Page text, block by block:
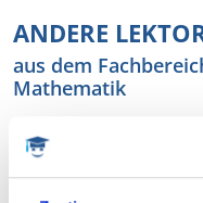
ANDERE
aus dem
Mathematik